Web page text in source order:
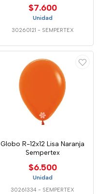
$7.600
Unidad
30260121 - SEMPERTEX
Globo R-12x12 Lisa Naranja
Sempertex
$6.500
Unidad
30261334 - SEMPERTEX